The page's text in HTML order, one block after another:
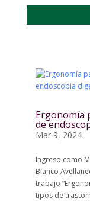
Ergonomía
de
Mar 9, 2024
Ingreso como
Blanco
trabajo
tipos de